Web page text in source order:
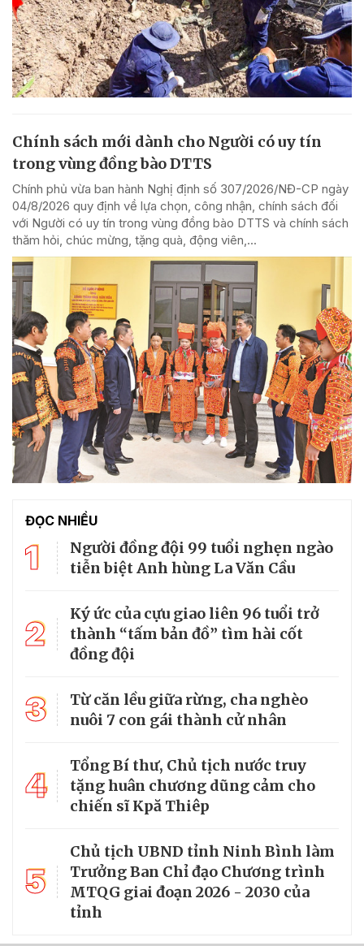
Chính sách mới dành cho Người có uy tín
trong vùng đồng bào DTTS
Chính phủ vừa ban hành Nghị định số 307/2026/NĐ-CP ngày
04/8/2026 quy định về lựa chọn, công nhận, chính sách đối
với Người có uy tín trong vùng đồng bào DTTS và chính sách
thăm hỏi, chúc mừng, tặng quà, động viên,...
ĐỌC NHIỀU
1
Người đồng đội 99 tuổi nghẹn ngào
tiễn biệt Anh hùng La Văn Cầu
2
Ký ức của cựu giao liên 96 tuổi trở
thành “tấm bản đồ” tìm hài cốt
đồng đội
3
Từ căn lều giữa rừng, cha nghèo
nuôi 7 con gái thành cử nhân
4
Tổng Bí thư, Chủ tịch nước truy
tặng huân chương dũng cảm cho
chiến sĩ Kpă Thiêp
5
Chủ tịch UBND tỉnh Ninh Bình làm
Trưởng Ban Chỉ đạo Chương trình
MTQG giai đoạn 2026 - 2030 của
tỉnh